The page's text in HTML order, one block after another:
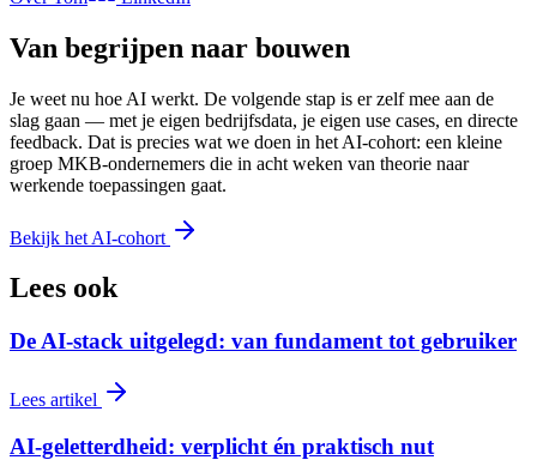
Van begrijpen naar bouwen
Je weet nu hoe AI werkt. De volgende stap is er zelf mee aan de
slag gaan — met je eigen bedrijfsdata, je eigen use cases, en directe
feedback. Dat is precies wat we doen in het AI-cohort: een kleine
groep MKB-ondernemers die in acht weken van theorie naar
werkende toepassingen gaat.
Bekijk het AI-cohort
Lees ook
De AI-stack uitgelegd: van fundament tot gebruiker
Lees artikel
AI-geletterdheid: verplicht én praktisch nut